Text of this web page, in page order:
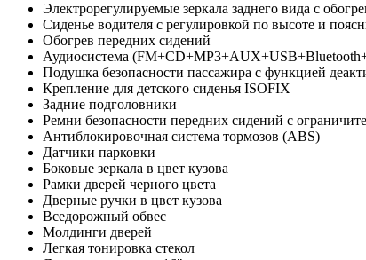
Электрорегулируемые зеркала заднего вида с
Сиденье водителя с регулировкой по высоте и
Обогрев передних сидений
Аудиосистема
Подушка безопасности пассажира с функцией
Крепление для детского сиденья ISOFIX
Задние подголовники
Ремни безопасности передних сидений с
Антиблокировочная система тормозов (ABS)
Датчики парковки
Боковые зеркала в цвет кузова
Рамки дверей черного цвета
Дверные ручки в цвет кузова
Вседорожный обвес
Молдинги дверей
Легкая тонировка стекол